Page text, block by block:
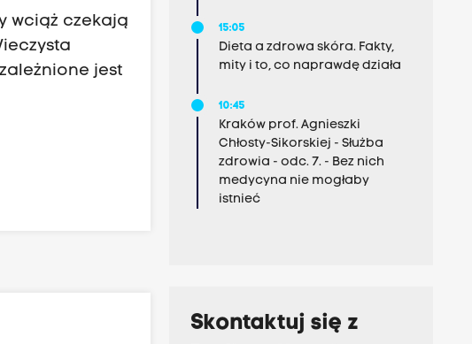
wciąż czekają
jest
15:05
Dieta a zdrowa skóra. Fakty,
mity i to, co naprawdę działa
10:45
Kraków prof. Agnieszki
Chłosty-Sikorskiej - Służba
zdrowia - odc. 7. - Bez nich
medycyna nie mogłaby
istnieć
Skontaktuj się z